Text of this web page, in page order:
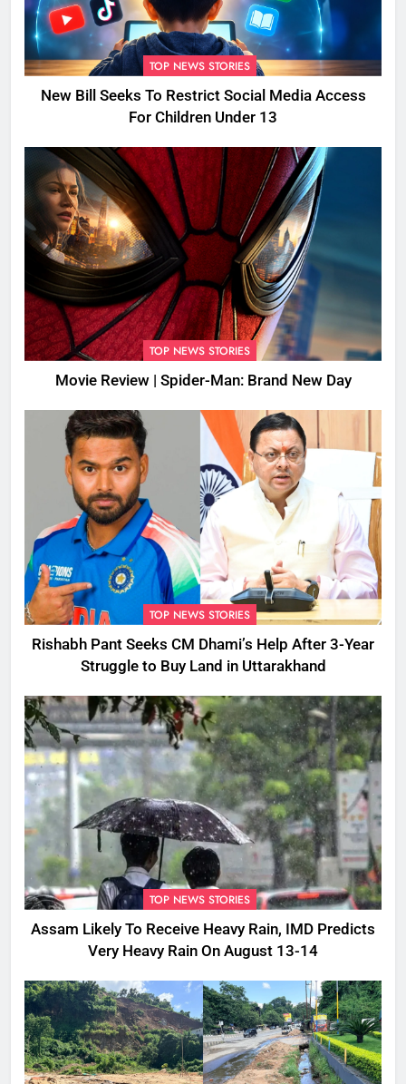
TOP NEWS STORIES
New Bill Seeks To Restrict Social Media Access
For Children Under 13
TOP NEWS STORIES
Movie Review | Spider-Man: Brand New Day
TOP NEWS STORIES
Rishabh Pant Seeks CM Dhami’s Help After 3-Year
Struggle to Buy Land in Uttarakhand
TOP NEWS STORIES
Assam Likely To Receive Heavy Rain, IMD Predicts
Very Heavy Rain On August 13-14